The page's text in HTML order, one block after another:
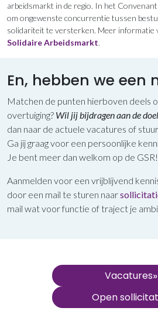
arbeidsmarkt in de regio. In het
om ongewenste concurrentie tussen
solidariteit te versterken. Meer informatie
Solidaire Arbeidsmarkt.
En, hebben we een
Matchen de punten hierboven deels
overtuiging? Wil jij bijdragen aan de
dan naar de actuele vacatures of
Ga jij graag voor een persoonlijke
Je bent meer dan welkom op de GSR!
Aanmelden voor een vrijblijvend
door een mail te sturen naar
mail wat voor functie of traject je
Vacatures»
Open